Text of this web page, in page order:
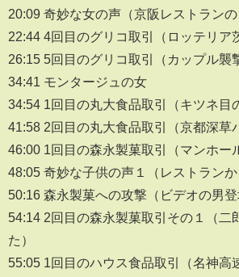
20:09 奇妙な女の声（京阪レストラン
22:44 4回目のグリコ取引（ロッテリア
26:15 5回目のグリコ取引（カップル襲
34:41 モンタージュの女
34:54 1回目の丸大食品取引（キツネ目
41:58 2回目の丸大食品取引（京都深草
46:00 1回目の森永製菓取引（マンホー
48:05 奇妙な子供の声１（レストラン
50:16 森永製菓への攻撃（ビデオの男登
54:14 2回目の森永製菓取引その１（二
た）
55:05 1回目のハウス食品取引（名神高